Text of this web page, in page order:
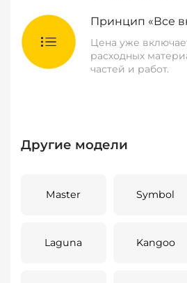
Принцип «Все
Цена уже
расходных
частей и работ.
Другие модели
Master Symbol
Laguna Kangoo